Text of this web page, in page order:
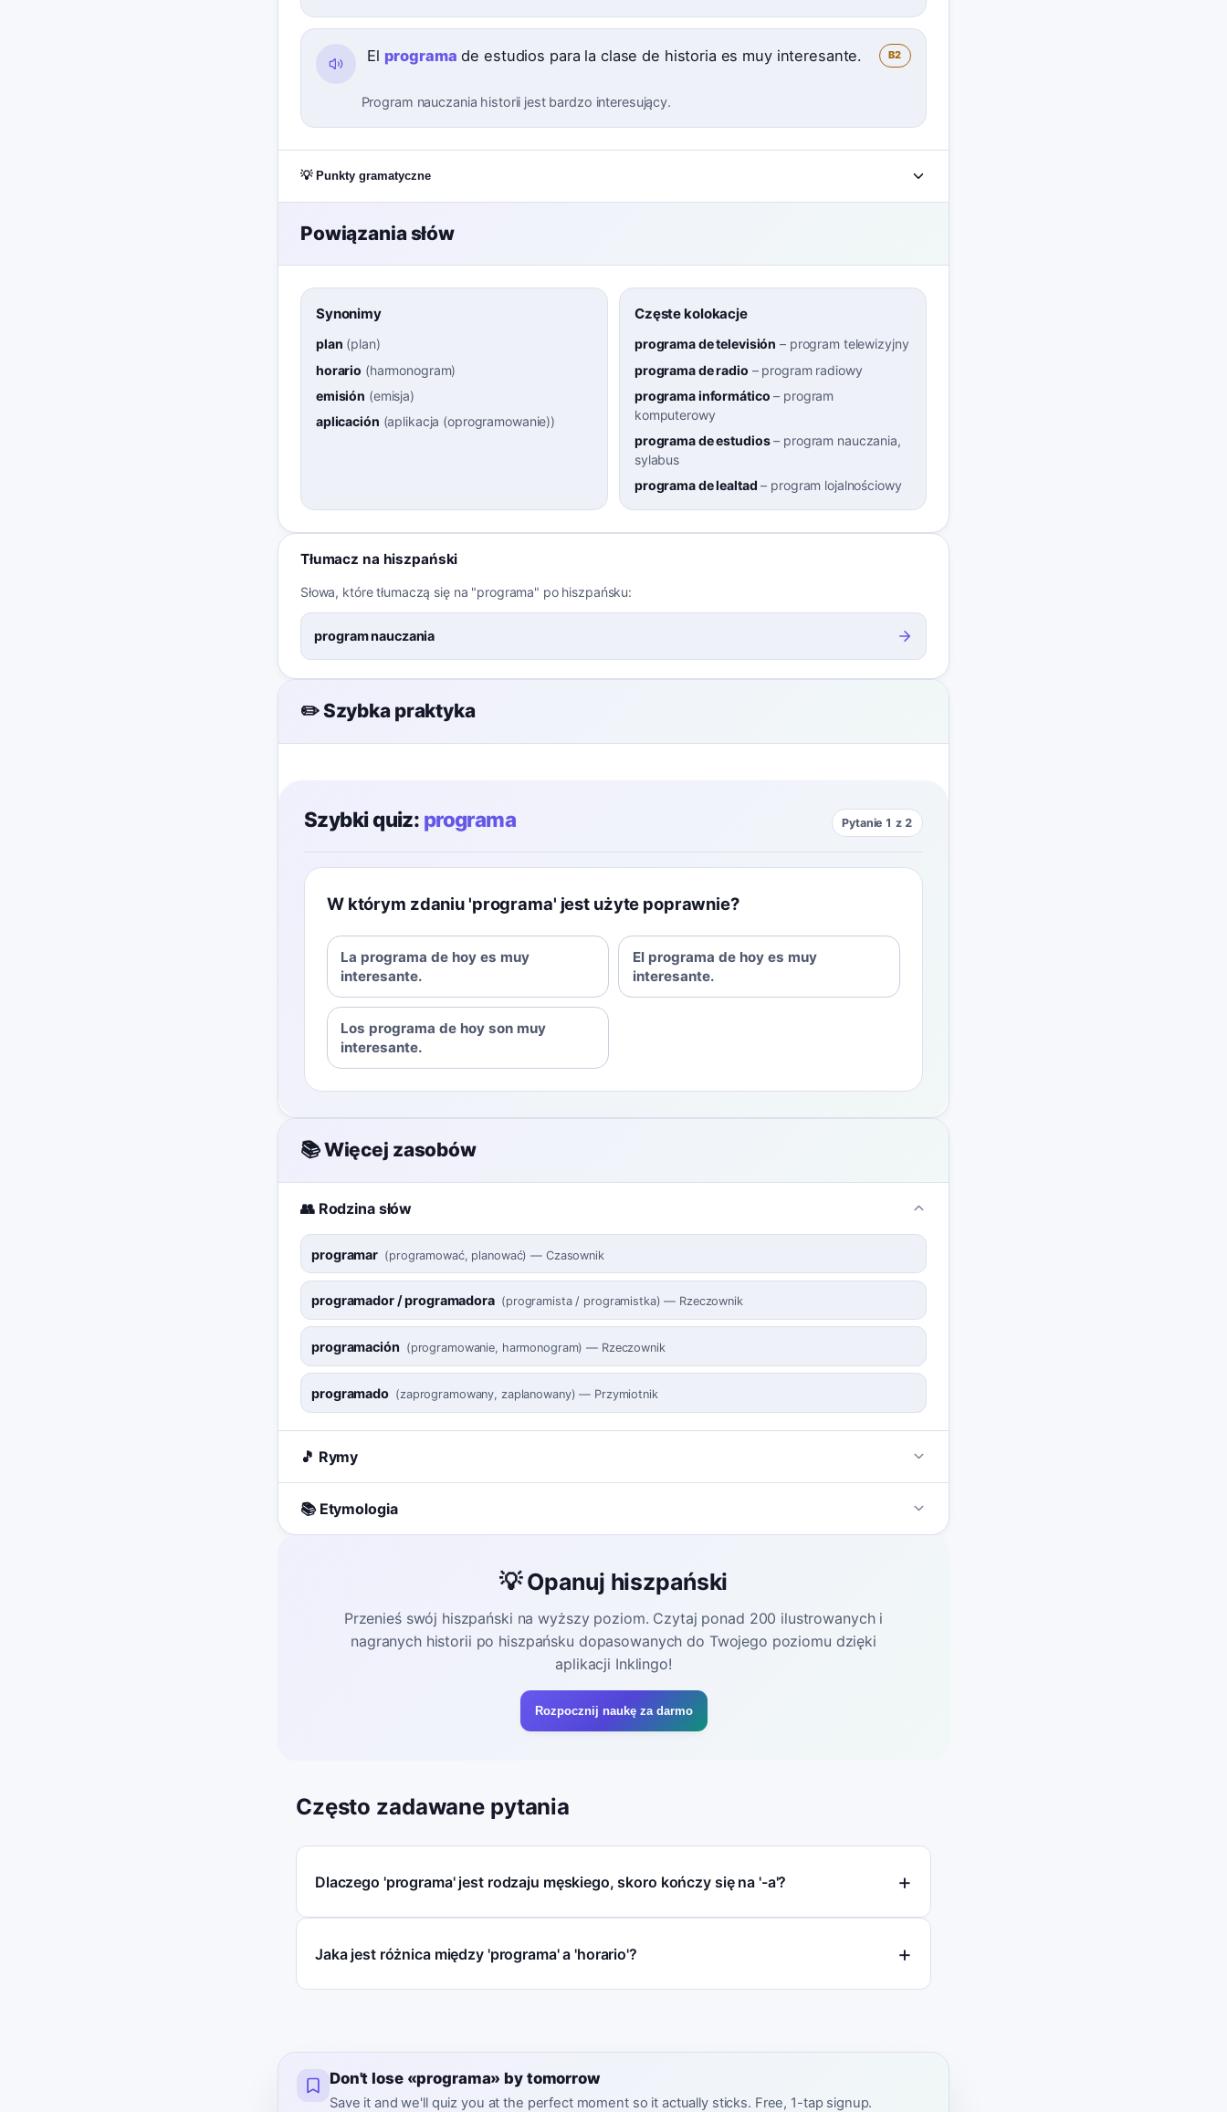
El programa de estudios para la clase de historia es muy interesante. B2
Program nauczania historii jest bardzo interesujący.
💡 Punkty gramatyczne
Powiązania słów
Synonimy
plan (plan)
horario (harmonogram)
emisión (emisja)
aplicación (aplikacja (oprogramowanie))
Częste kolokacje
programa de televisión – program telewizyjny
programa de radio – program radiowy
programa informático – program
komputerowy
programa de estudios– program nauczania,
sylabus
programa de lealtad – program lojalnościowy
Tłumacz na hiszpański
Słowa, które tłumaczą się na "programa" po hiszpańsku:
program nauczania
✏️ Szybka praktyka
Szybki quiz: programa Pytanie 1 z 2
W którym zdaniu 'programa' jest użyte poprawnie?
La programa de hoy es muy
interesante.
El programa de hoy es muy
interesante.
Los programa de hoy son muy
interesante.
📚 Więcej zasobów
👥 Rodzina słów
programar (programować, planować) — Czasownik
programador / programadora (programista / programistka) — Rzeczownik
programación (programowanie, harmonogram) — Rzeczownik
programado (zaprogramowany, zaplanowany) — Przymiotnik
🎵 Rymy
📚 Etymologia
💡 Opanuj hiszpański
Przenieś swój hiszpański na wyższy poziom. Czytaj ponad 200 ilustrowanych i
nagranych historii po hiszpańsku dopasowanych do Twojego poziomu dzięki
aplikacji Inklingo!
Rozpocznij naukę za darmo
Często zadawane pytania
Dlaczego 'programa' jest rodzaju męskiego, skoro kończy się na '-a'?
Jaka jest różnica między 'programa' a 'horario'?
Don't lose «programa» by tomorrow
Save it and we'll quiz you at the perfect moment so it actually sticks. Free, 1-tap signup.